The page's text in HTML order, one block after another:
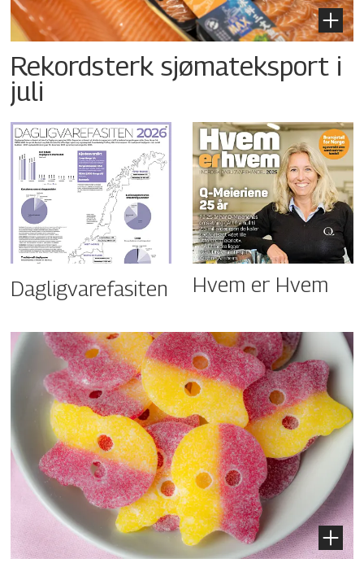
Rekordsterk sjømateksport i
juli
Dagligvarefasiten Hvem er Hvem